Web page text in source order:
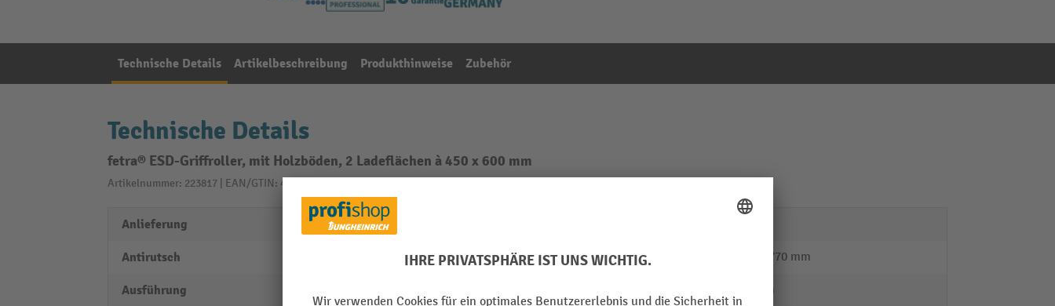
Technische Details Artikelbeschreibung Produkthinweise Zubehör
Technische Details
fetra® ESD-Griffroller, mit Holzböden, 2 Ladeflächen à 450 x 600 mm
Artikelnummer: 223817 | EAN/GTIN: 4017976491820
Anlieferung vollständig montiert
Antirutsch
Ausführung
Ladehöhe 195 - 770 mm
32 mm